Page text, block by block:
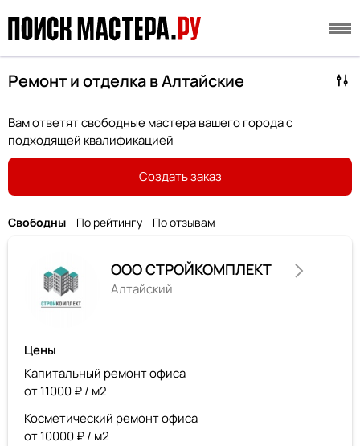
Ремонт и отделка в Алтайские
Вам ответят свободные мастера вашего города с
подходящей квалификацией
Создать заказ
Свободны По рейтингу По отзывам
ООО СТРОЙКОМПЛЕКТ
Алтайский
Цены
Капитальный ремонт офиса
от 11000 ₽ / м2
Косметический ремонт офиса
от 10000 ₽ / м2